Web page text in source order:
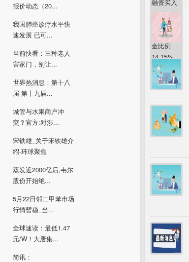
报价动态（20...
我国肺癌诊疗水平快
速发展 已可...
当前快看：三种老人
害家门，别让...
世界热消息：第十八
届 第十九届...
城管与水果商户冲
突？官方:对涉...
宋铁雄_关于宋铁雄介
绍-环球聚焦
蒸发近2000亿后,韦尔
股份开始绝...
5月22日邻二甲苯市场
行情暂稳_当...
全球速读：最低1.47
元/W！大唐集...
简讯：